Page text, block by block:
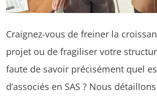
Craignez-vous de freiner la
projet ou de fragiliser votre
faute de savoir précisément quel
d’associés en SAS ? Nous